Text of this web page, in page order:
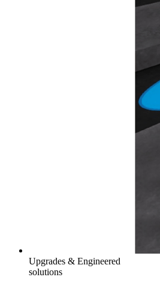
Upgrades & Engineered
solutions